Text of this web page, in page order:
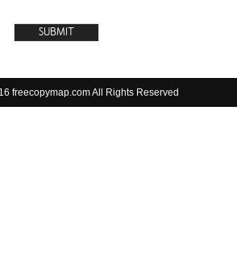
freecopymap.com All Rights Reserved